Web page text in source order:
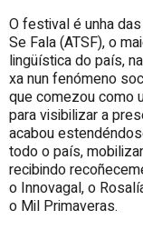
O festival é unha
Se Fala (ATSF), o
lingüística do país,
xa nun fenómeno
que comezou como
para visibilizar a
acabou
todo o país,
recibindo
o Innovagal, o
o Mil Primaveras.